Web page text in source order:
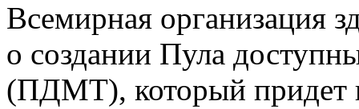
Всемирная организация
о создании Пула
(ПДМТ), который придет